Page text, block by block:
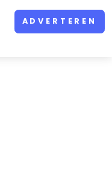
ADVERTEREN